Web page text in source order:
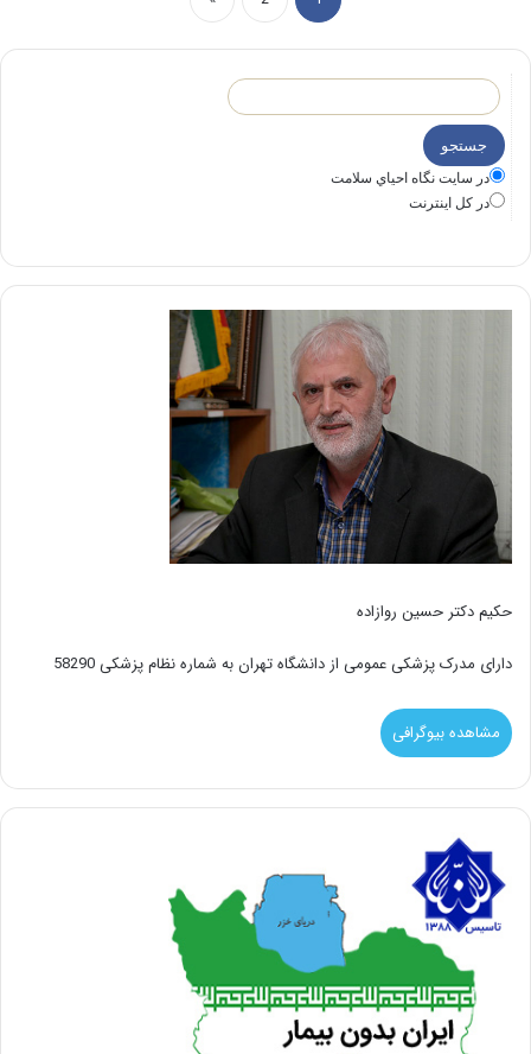
در سايت نگاه احياي سلامت
در كل اينترنت
حکیم دکتر حسین روازاده
دارای مدرک پزشکی عمومی از دانشگاه تهران به شماره نظام پزشکی 58290
مشاهده بیوگرافی